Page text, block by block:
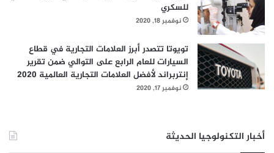
للسكري
نوفمبر 18, 2020
تويوتا تتصدر أبرز العلامات التجارية في قطاع
السيارات للعام الرابع على التوالي ضمن تقرير
إنتربراند لأفضل العلامات التجارية العالمية 2020
نوفمبر 17, 2020
أخبار التكنولوجيا الحديثة